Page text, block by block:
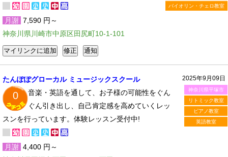
バイオリン・チェロ教室
月謝 7,590 円～
神奈川県川崎市中原区田尻町10-1-101
2025年9月09日
神奈川県平塚市
リトミック教室
ピアノ教室
英語教室
たんぽぽグローカル ミュージックスクール
0
音楽・英語を通して、お子様の可能性をぐん
ぐん引き出し、自己肯定感を高めていくレッ
スンを行っています。体験レッスン受付中!
月謝 4,400 円～